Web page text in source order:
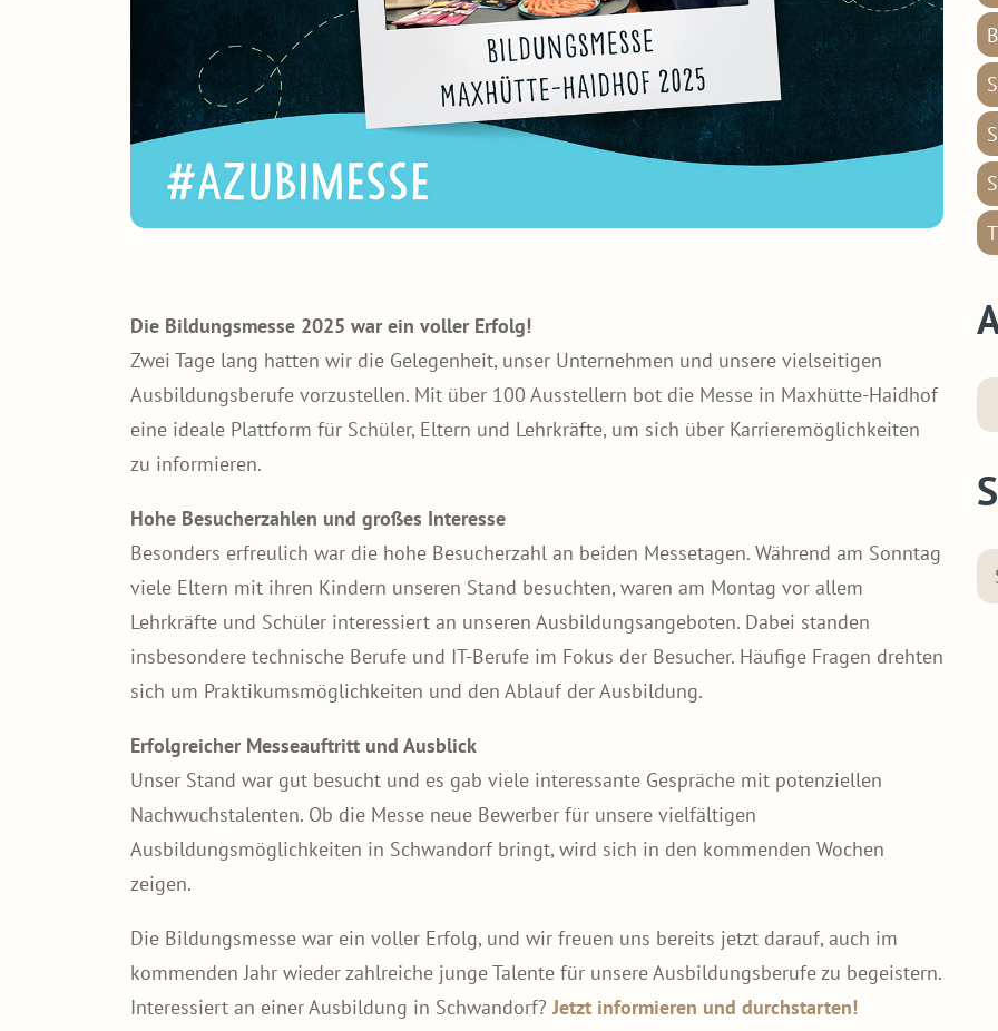
Die Bildungsmesse 2025 war ein voller Erfolg!
Zwei Tage lang hatten wir die Gelegenheit, unser Unternehmen und unsere vielseitigen
Ausbildungsberufe vorzustellen. Mit über 100 Ausstellern bot die Messe in Maxhütte-Haidhof
eine ideale Plattform für Schüler, Eltern und Lehrkräfte, um sich über Karrieremöglichkeiten
zu informieren.
Hohe Besucherzahlen und großes Interesse
Besonders erfreulich war die hohe Besucherzahl an beiden Messetagen. Während am Sonntag
viele Eltern mit ihren Kindern unseren Stand besuchten, waren am Montag vor allem
Lehrkräfte und Schüler interessiert an unseren Ausbildungsangeboten. Dabei standen
insbesondere technische Berufe und IT-Berufe im Fokus der Besucher. Häufige Fragen drehten
sich um Praktikumsmöglichkeiten und den Ablauf der Ausbildung.
Erfolgreicher Messeauftritt und Ausblick
Unser Stand war gut besucht und es gab viele interessante Gespräche mit potenziellen
Nachwuchstalenten. Ob die Messe neue Bewerber für unsere vielfältigen
Ausbildungsmöglichkeiten in Schwandorf bringt, wird sich in den kommenden Wochen
zeigen.
Die Bildungsmesse war ein voller Erfolg, und wir freuen uns bereits jetzt darauf, auch im
kommenden Jahr wieder zahlreiche junge Talente für unsere Ausbildungsberufe zu begeistern.
Interessiert an einer Ausbildung in Schwandorf?Jetzt informieren und durchstarten!